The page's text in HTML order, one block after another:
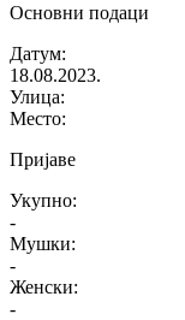
Основни подаци
Датум:
18.08.2023.
Улица:
Место:
Пријаве
Укупно:
-
Мушки:
-
Женски:
-